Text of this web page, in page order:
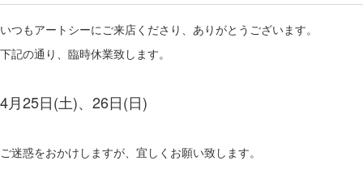
いつもアートシーにご来店くださり、ありがとうございます。
下記の通り、臨時休業致します。
4月25日(土)、26日(日)
ご迷惑をおかけしますが、宜しくお願い致します。